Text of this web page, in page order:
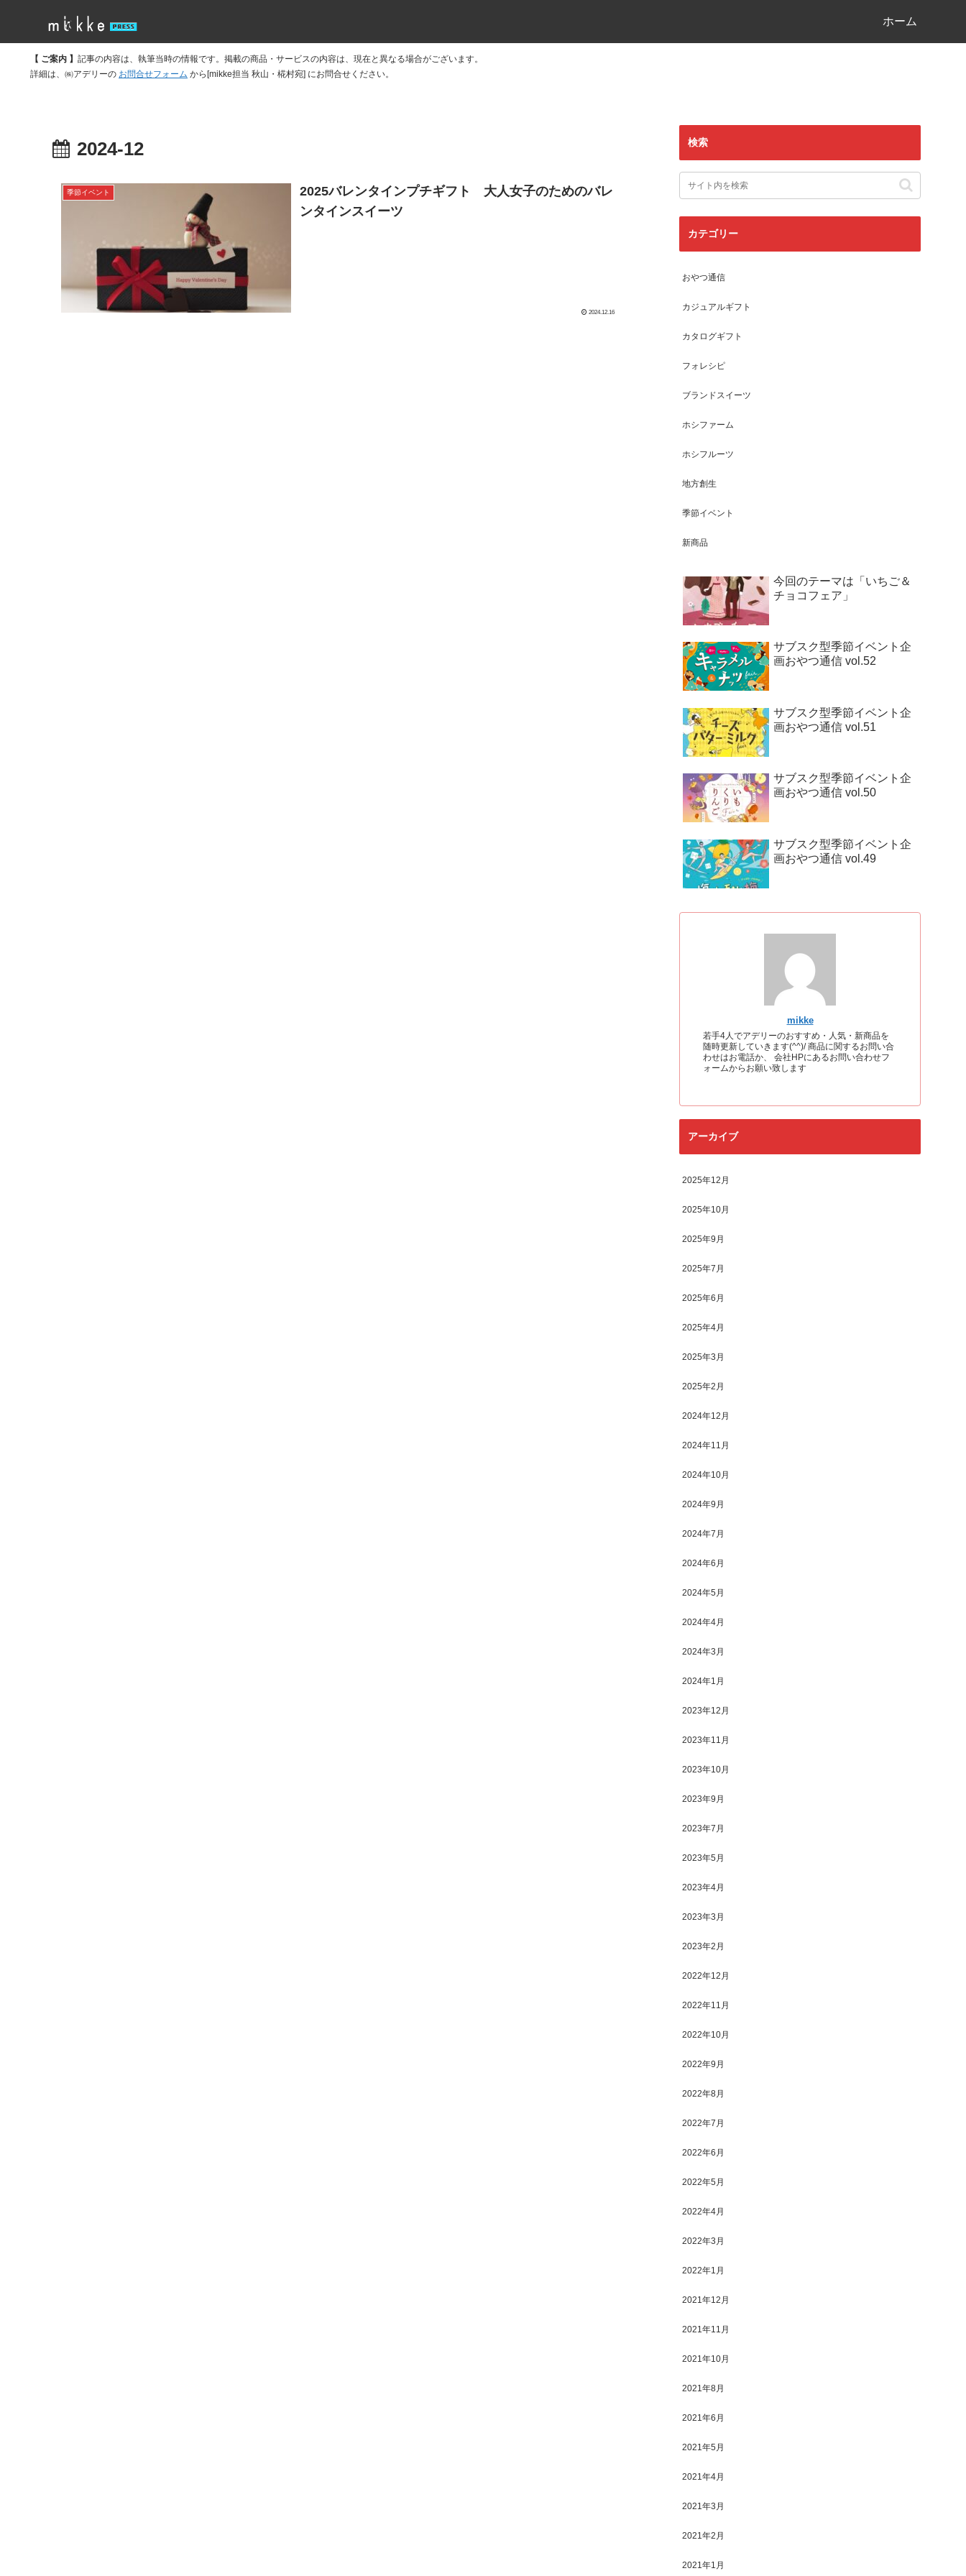
ホーム
【 ご案内 】 記事の内容は、執筆当時の情報です。掲載の商品・サービスの内容は、現在と異なる場合がございます。
詳細は、㈱アデリーの お問合せフォーム から[mikke担当 秋山・椛村宛] にお問合せください。
2024-12
季節イベント
2025バレンタインプチギフト 大人女子のためのバレ
ンタインスイーツ
2024.12.16
検索
カテゴリー
おやつ通信
カジュアルギフト
カタログギフト
フォレシピ
ブランドスイーツ
ホシファーム
ホシフルーツ
地方創生
季節イベント
新商品
今回のテーマは「いちご＆
チョコフェア」
サブスク型季節イベント企
画おやつ通信 vol.52
サブスク型季節イベント企
画おやつ通信 vol.51
サブスク型季節イベント企
画おやつ通信 vol.50
サブスク型季節イベント企
画おやつ通信 vol.49
mikke
若手4人でアデリーのおすすめ・人気・新商品を
随時更新していきます(^^)/ 商品に関するお問い合
わせはお電話か、 会社HPにあるお問い合わせフ
ォームからお願い致します
アーカイブ
2025年12月
2025年10月
2025年9月
2025年7月
2025年6月
2025年4月
2025年3月
2025年2月
2024年12月
2024年11月
2024年10月
2024年9月
2024年7月
2024年6月
2024年5月
2024年4月
2024年3月
2024年1月
2023年12月
2023年11月
2023年10月
2023年9月
2023年7月
2023年5月
2023年4月
2023年3月
2023年2月
2022年12月
2022年11月
2022年10月
2022年9月
2022年8月
2022年7月
2022年6月
2022年5月
2022年4月
2022年3月
2022年1月
2021年12月
2021年11月
2021年10月
2021年8月
2021年6月
2021年5月
2021年4月
2021年3月
2021年2月
2021年1月